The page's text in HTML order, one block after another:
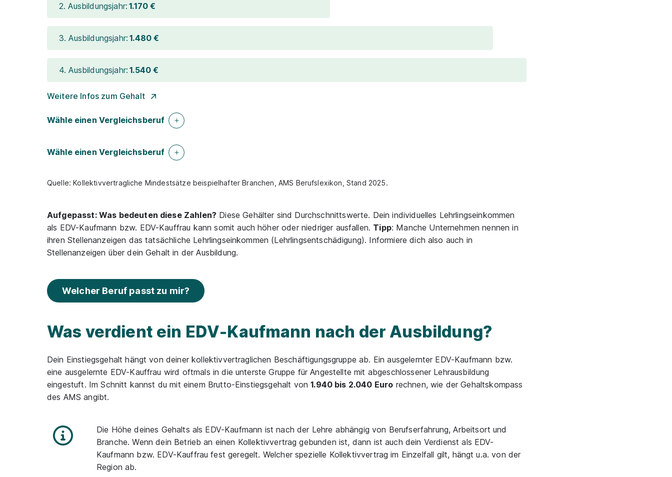
2. Ausbildungsjahr: 1.170 €
3. Ausbildungsjahr: 1.480 €
4. Ausbildungsjahr: 1.540 €
Weitere Infos zum Gehalt
Wähle einen Vergleichsberuf
Wähle einen Vergleichsberuf
Quelle: Kollektivvertragliche Mindestsätze beispielhafter Branchen, AMS Berufslexikon, Stand 2025.
Aufgepasst: Was bedeuten diese Zahlen? Diese Gehälter sind Durchschnittswerte. Dein individuelles Lehrlingseinkommen
als EDV-Kaufmann bzw. EDV-Kauffrau kann somit auch höher oder niedriger ausfallen. Tipp: Manche Unternehmen nennen in
ihren Stellenanzeigen das tatsächliche Lehrlingseinkommen (Lehrlingsentschädigung). Informiere dich also auch in
Stellenanzeigen über dein Gehalt in der Ausbildung.
Welcher Beruf passt zu mir?
Was verdient ein EDV-Kaufmann nach der Ausbildung?
Dein Einstiegsgehalt hängt von deiner kollektivvertraglichen Beschäftigungsgruppe ab. Ein ausgelernter EDV-Kaufmann bzw.
eine ausgelernte EDV-Kauffrau wird oftmals in die unterste Gruppe für Angestellte mit abgeschlossener Lehrausbildung
eingestuft. Im Schnitt kannst du mit einem Brutto-Einstiegsgehalt von1.940 bis 2.040 Euro rechnen, wie der Gehaltskompass
des AMS angibt.
Die Höhe deines Gehalts als EDV-Kaufmann ist nach der Lehre abhängig von Berufserfahrung, Arbeitsort und
Branche. Wenn dein Betrieb an einen Kollektivvertrag gebunden ist, dann ist auch dein Verdienst als EDV-
Kaufmann bzw. EDV-Kauffrau fest geregelt. Welcher spezielle Kollektivvertrag im Einzelfall gilt, hängt u.a. von der
Region ab.